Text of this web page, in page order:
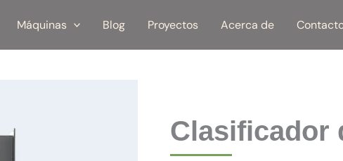
Máquinas Blog Proyectos Acerca de
Clasificador